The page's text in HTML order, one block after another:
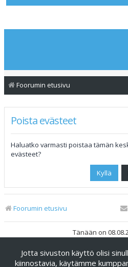
Foorumin etusivu
Poista evästeet
Haluatko varmasti poistaa tämän
evästeet?
Foorumin etusivu
Tänään on
Keskustelufoorumin ohjelmisto
phpBB
Jotta sivuston käyttö olisi
kiinnostavia, käytämme